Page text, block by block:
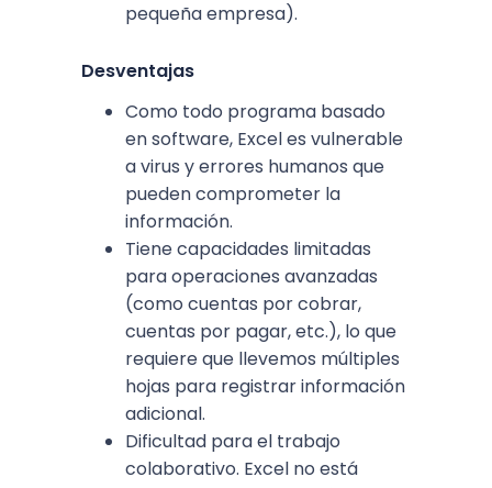
pequeña empresa).
Desventajas
Como todo programa basado
en software, Excel es vulnerable
a virus y errores humanos que
pueden comprometer la
información.
Tiene capacidades limitadas
para operaciones avanzadas
(como cuentas por cobrar,
cuentas por pagar, etc.), lo que
requiere que llevemos múltiples
hojas para registrar información
adicional.
Dificultad para el trabajo
colaborativo. Excel no está